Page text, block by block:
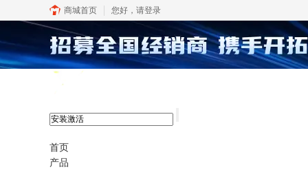
商城首页 您好， 请登录
首页
产品